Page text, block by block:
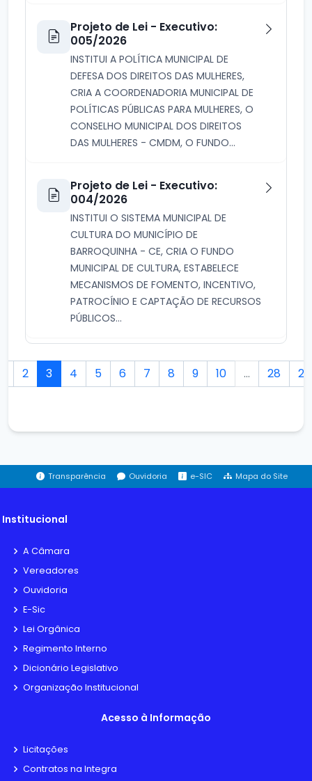
Projeto de Lei - Executivo:
005/2026
INSTITUI A POLÍTICA MUNICIPAL DE
DEFESA DOS DIREITOS DAS MULHERES,
CRIA A COORDENADORIA MUNICIPAL DE
POLÍTICAS PÚBLICAS PARA MULHERES, O
CONSELHO MUNICIPAL DOS DIREITOS
DAS MULHERES - CMDM, O FUNDO...
Projeto de Lei - Executivo:
004/2026
INSTITUI O SISTEMA MUNICIPAL DE
CULTURA DO MUNICÍPIO DE
BARROQUINHA - CE, CRIA O FUNDO
MUNICIPAL DE CULTURA, ESTABELECE
MECANISMOS DE FOMENTO, INCENTIVO,
PATROCÍNIO E CAPTAÇÃO DE RECURSOS
PÚBLICOS...
2 3 4 5 6 7 8 9 10 ... 28 29
Transparência Ouvidoria e-SIC Mapa do Site
Institucional
A Câmara
Vereadores
Ouvidoria
E-Sic
Lei Orgânica
Regimento Interno
Dicionário Legislativo
Organização Institucional
Acesso à Informação
Licitações
Contratos na Integra